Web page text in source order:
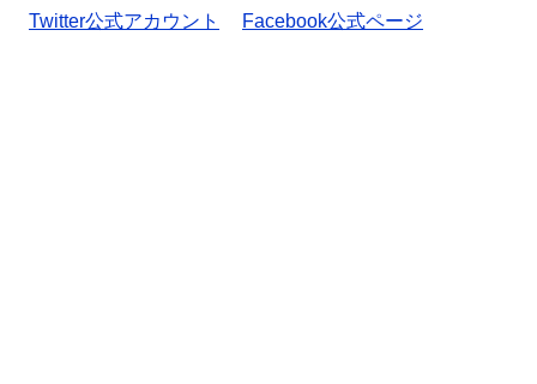
Twitter公式アカウント
Facebook公式ページ